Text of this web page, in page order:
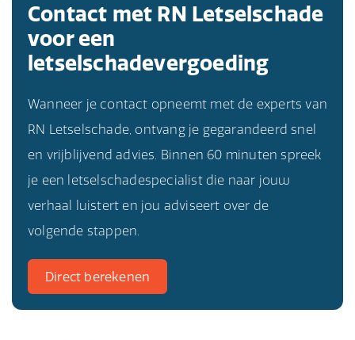
Contact met RN Letselschade
voor een
letselschadevergoeding
Wanneer je contact opneemt met de experts van
RN Letselschade, ontvang je gegarandeerd snel
en vrijblijvend advies. Binnen 60 minuten spreek
je een letselschadespecialist die naar jouw
verhaal luistert en jou adviseert over de
volgende stappen.
Direct berekenen